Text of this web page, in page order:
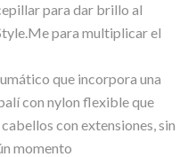
para dar brillo al
para multiplicar el
que incorpora una
con nylon flexible que
con extensiones, sin
momento